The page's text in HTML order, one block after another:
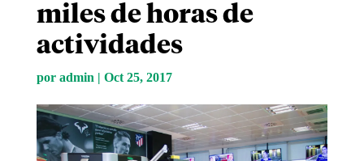
miles de horas de
actividades
por admin | Oct 25, 2017